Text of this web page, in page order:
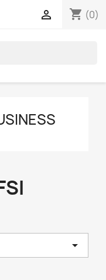
shopping_cart (0)

